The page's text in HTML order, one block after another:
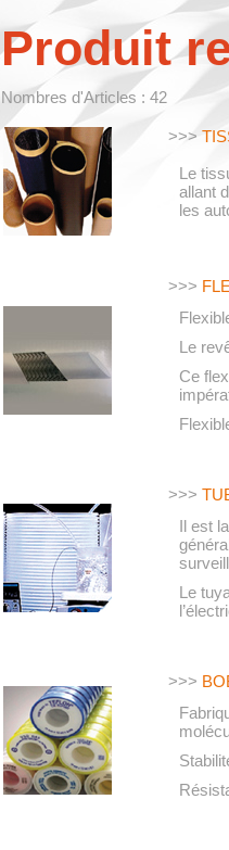
Produit
Nombres d'Articles : 42
>>>
Le
allant
les
>>>
Le
Ce
>>>
Il est
Le
>>>